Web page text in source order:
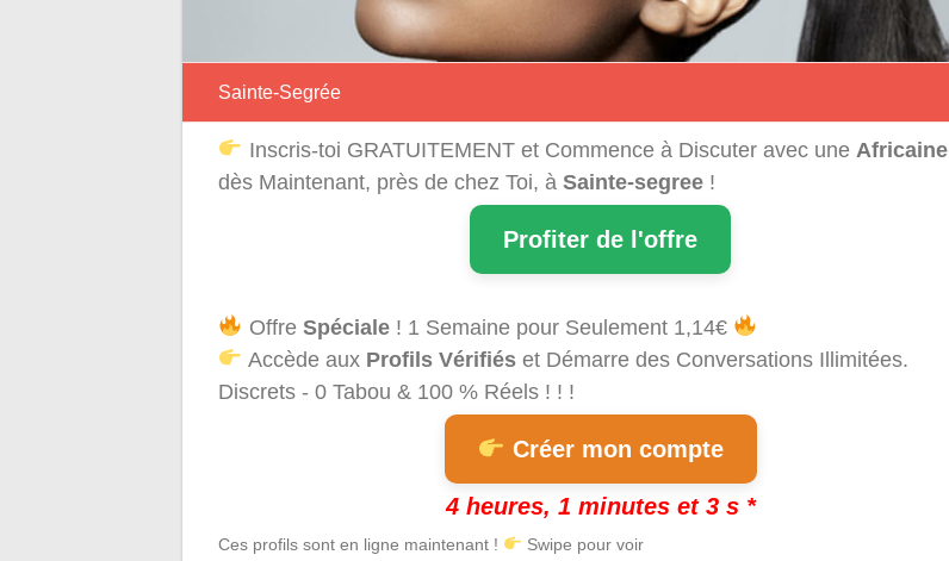
Sainte-Segrée
Inscris-toi GRATUITEMENT et Commence à Discuter avec une Africaine
dès Maintenant, près de chez Toi, à Sainte-segree !
Profiter de l'offre
Offre Spéciale! 1 Semaine pour Seulement 1,14€
Accède aux Profils Vérifiéset Démarre des Conversations Illimitées.
Discrets - 0 Tabou & 100 % Réels ! ! !
Créer mon compte
4 heures, 1 minutes et 3 s *
Ces profils sont en ligne maintenant ! Swipe pour voir